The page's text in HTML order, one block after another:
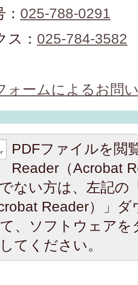
025-788-0291
ス： 025-784-3582
ォームによるお問
PDFファイルを閲
Reader（Acrobat
ない方は、左記の
Reader）」
、ソフトウェア
てください。